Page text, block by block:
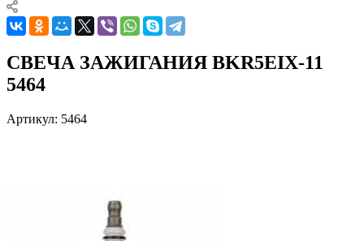
СВЕЧА ЗАЖИГАНИЯ BKR5EIX-11
5464
Артикул: 5464